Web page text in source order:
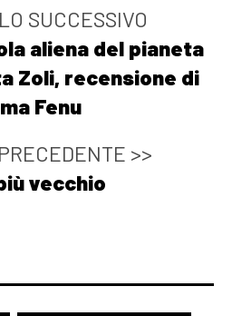
bollente, di
pagina 69
2: La città
Ferrari:
SUCCESSIVO
aliena del pianeta
Zoli, recensione di
Fenu
>>
vecchio